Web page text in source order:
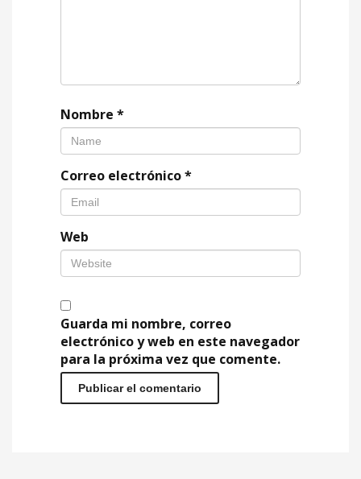
Nombre *
Correo electrónico*
Web
Guarda mi nombre, correo
electrónico y web en este navegador
para la próxima vez que comente.